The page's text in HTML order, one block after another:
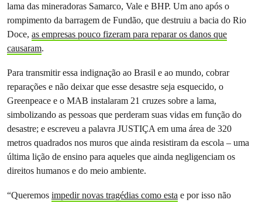
lama das mineradoras Samarco, Vale e BHP. Um ano após o
rompimento da barragem de Fundão, que destruiu a bacia do Rio
Doce, as empresas pouco fizeram para reparar os danos que
causaram.
Para transmitir essa indignação ao Brasil e ao mundo, cobrar
reparações e não deixar que esse desastre seja esquecido, o
Greenpeace e o MAB instalaram 21 cruzes sobre a lama,
simbolizando as pessoas que perderam suas vidas em função do
desastre; e escreveu a palavra JUSTIÇA em uma área de 320
metros quadrados nos muros que ainda resistiram da escola – uma
última lição de ensino para aqueles que ainda negligenciam os
direitos humanos e do meio ambiente.
“Queremos impedir novas tragédias como esta e por isso não